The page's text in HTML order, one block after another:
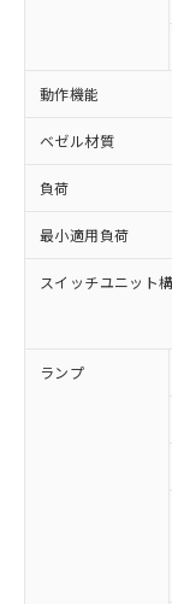
動作機能
ベゼル材質
負荷
最小適用負荷
スイッチユニット
ランプ
対応